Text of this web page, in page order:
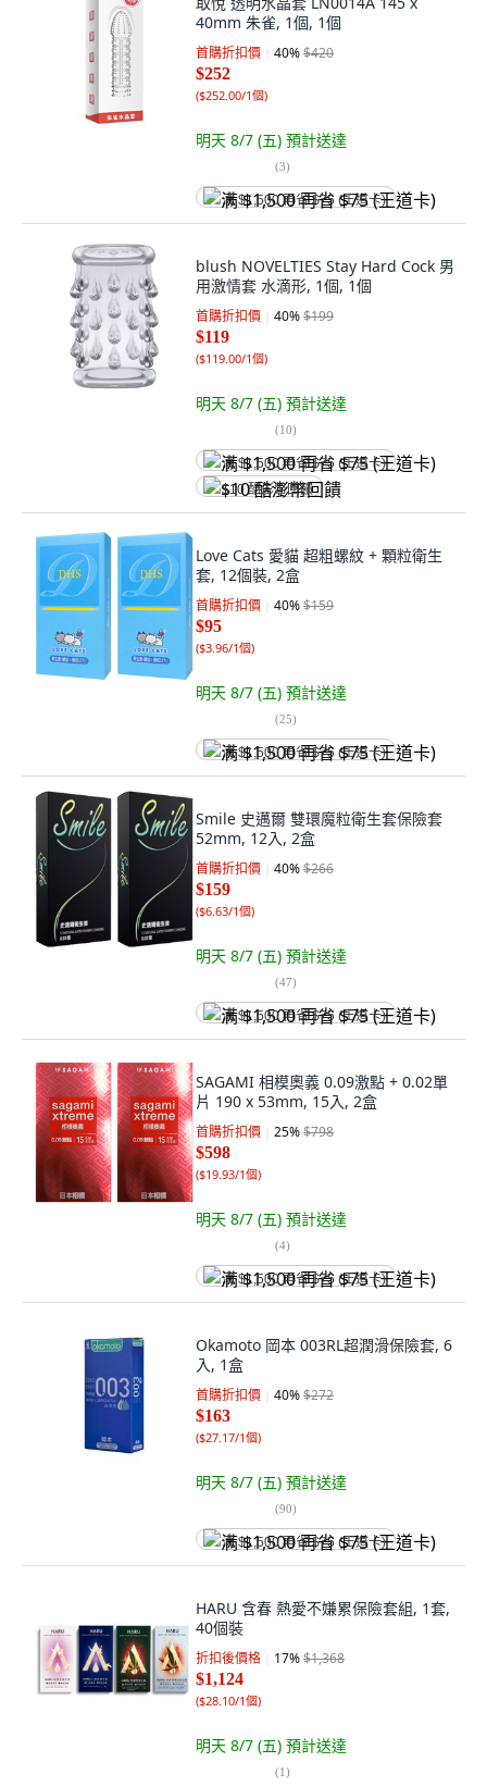
40mm 朱雀, 1個, 1個
首購折扣價 40%$420
$252
($252.00/1個)
明天 8/7 (五) 預計送達
(3)
满 $1,500 再省 $75 (王道卡)
blush NOVELTIES Stay Hard Cock 男
用激情套 水滴形, 1個, 1個
首購折扣價 40%$199
$119
($119.00/1個)
明天 8/7 (五) 預計送達
(10)
满 $1,500 再省 $75 (王道卡)
$10 酷澎幣回饋
Love Cats 愛貓 超粗螺紋 + 顆粒衛生
套, 12個裝, 2盒
首購折扣價 40%$159
$95
($3.96/1個)
明天 8/7 (五) 預計送達
(25)
满 $1,500 再省 $75 (王道卡)
Smile 史邁爾 雙環魔粒衛生套保險套
52mm, 12入, 2盒
首購折扣價 40%$266
$159
($6.63/1個)
明天 8/7 (五) 預計送達
(47)
满 $1,500 再省 $75 (王道卡)
SAGAMI 相模奧義 0.09激點 + 0.02單
片 190 x 53mm, 15入, 2盒
首購折扣價 25%$798
$598
($19.93/1個)
明天 8/7 (五) 預計送達
(4)
满 $1,500 再省 $75 (王道卡)
Okamoto 岡本 003RL超潤滑保險套, 6
入, 1盒
首購折扣價 40%$272
$163
($27.17/1個)
明天 8/7 (五) 預計送達
(90)
满 $1,500 再省 $75 (王道卡)
HARU 含春 熱愛不嫌累保險套組, 1套,
40個裝
折扣後價格 17%$1,368
$1,124
($28.10/1個)
明天 8/7 (五) 預計送達
(1)